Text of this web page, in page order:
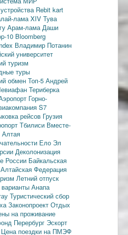
Rebit kart
лама XIV Тува
Арам-ламаДаши
10 Bloomberg
Владимир Потанин
университет
туризм
туры
обмен Топ-5 Андрей
Териберка
Горно-
S7
рейсов Грузия
Тбилиси Вместе-
Алтая
Ело Эл
Деколонизация
России Байкальская
Алтайская Федерация
Летний отпуск
Анапа
Туристический сбор
Законопроект Отдых
на проживание
Перербург Эскорт
Цена поездки на ПМЭФ